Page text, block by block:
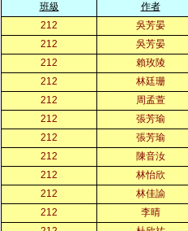
班級
作者
212
吳芳晏
212
吳芳晏
212
賴玫陵
212
林廷珊
212
周孟萱
212
張芳瑜
212
張芳瑜
212
陳音汝
212
林怡欣
212
林佳諭
212
李晴